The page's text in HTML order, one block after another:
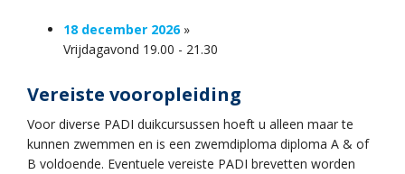
18 december 2026»
Vrijdagavond 19.00 - 21.30
Vereiste vooropleiding
Voor diverse PADI duikcursussen hoeft u alleen maar te
kunnen zwemmen en is een zwemdiploma diploma A & of
B voldoende. Eventuele vereiste PADI brevetten worden